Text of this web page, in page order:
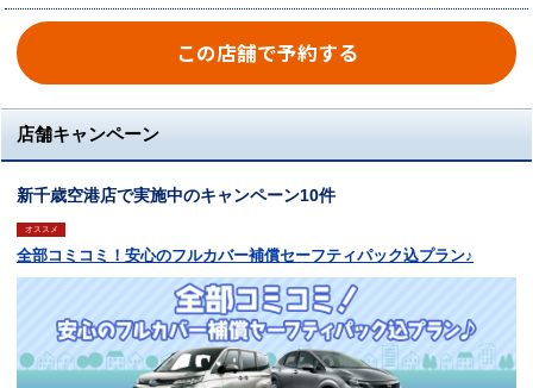
この店舗で予約する
店舗キャンペーン
新千歳空港店で実施中のキャンペーン10件
オススメ
全部コミコミ！安心のフルカバー補償セーフティパック込プラン♪